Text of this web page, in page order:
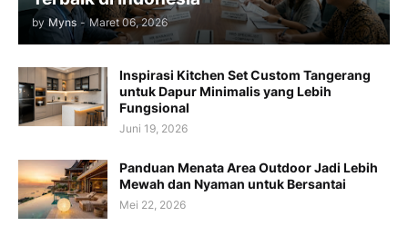
by Myns - Maret 06, 2026
Inspirasi Kitchen Set Custom Tangerang
untuk Dapur Minimalis yang Lebih
Fungsional
Juni 19, 2026
Panduan Menata Area Outdoor Jadi Lebih
Mewah dan Nyaman untuk Bersantai
Mei 22, 2026